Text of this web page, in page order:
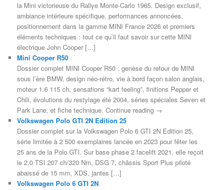
la Mini victorieuse du Rallye Monte-Carlo 1965. Design exclusif,
ambiance intérieure spécifique, performances annoncées,
positionnement dans la gamme MINI France 2026 et premiers
éléments techniques : tout ce qu’il faut savoir sur cette MINI
électrique John Cooper […]
Mini Cooper R50
Dossier complet MINI Cooper R50 : genèse du retour de MINI
sous l’ère BMW, design néo-rétro, vie à bord façon salon anglais,
moteur 1.6 115 ch, sensations “kart feeling”, finitions Pepper et
Chili, évolutions du restylage été 2004, séries spéciales Seven et
Park Lane, et fiche technique. Continue reading →
Volkswagen Polo GTI 2N Edition 25
Dossier complet sur la Volkswagen Polo 6 GTI 2N Edition 25,
série limitée à 2 500 exemplaires lancée en 2023 pour fêter les
25 ans de la Polo GTI. Sur base phase 2 facelift 2021, elle reçoit
le 2.0 TSI 207 ch/320 Nm, DSG 7, châssis Sport Plus piloté
abaissé de 15 mm, XDS, jantes […]
Volkswagen Polo 6 GTI 2N